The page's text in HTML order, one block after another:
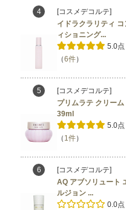
4
[コスメデコルテ]
イドラクラリティ コ
ィショニング...
5.0点
（6件）
5
[コスメデコルテ]
プリムラテ クリーム
39ml
5.0点
（ 1件）
6
[コスメデコルテ]
AQ アブソリュート
ルジョン ...
0.0点